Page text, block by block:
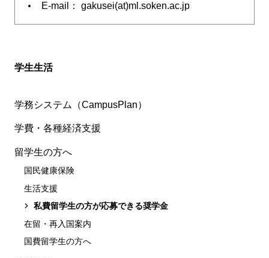
E-mail： gakusei(at)ml.soken.ac.jp
学生生活
学務システム（CampusPlan）
学費・各種経済支援
留学生の方へ
国民健康保険
生活支援
私費留学生の方が応募できる奨学金
在留・再入国案内
国費留学生の方へ